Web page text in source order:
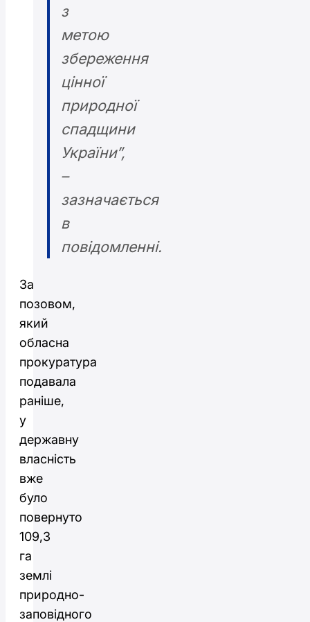
з
метою
збереження
цінної
природної
спадщини
України”,
–
зазначається
в
повідомленні.
За
позовом,
який
обласна
прокуратура
подавала
раніше,
у
державну
власність
вже
було
повернуто
109,3
га
землі
природно-
заповідного